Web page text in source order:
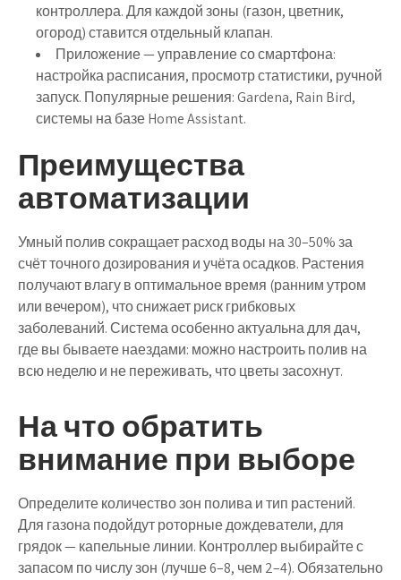
контроллера. Для каждой зоны (газон, цветник,
огород) ставится отдельный клапан.
Приложение— управление со смартфона:
настройка расписания, просмотр статистики, ручной
запуск. Популярные решения: Gardena, Rain Bird,
системы на базе Home Assistant.
Преимущества
автоматизации
Умный полив сокращает расход воды на 30–50% за
счёт точного дозирования и учёта осадков. Растения
получают влагу в оптимальное время (ранним утром
или вечером), что снижает риск грибковых
заболеваний. Система особенно актуальна для дач,
где вы бываете наездами: можно настроить полив на
всю неделю и не переживать, что цветы засохнут.
На что обратить
внимание при выборе
Определите количество зон полива и тип растений.
Для газона подойдут роторные дождеватели, для
грядок — капельные линии. Контроллер выбирайте с
запасом по числу зон (лучше 6–8, чем 2–4). Обязательно